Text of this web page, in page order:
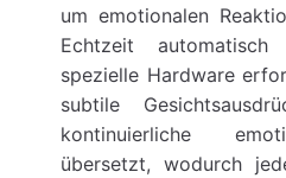
um emotionalen
Echtzeit
spezielle Hardware
subtile
kontinuierliche
übersetzt, wodurch